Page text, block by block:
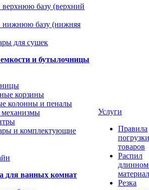
базу (верхний
базу (нижняя
для сушек
и бутылочницы
корзины
колонны и пеналы
механизмы
и комплектующие
для ванных комнат
Услуги
Правила
погрузки
товаров
Распил
Резка